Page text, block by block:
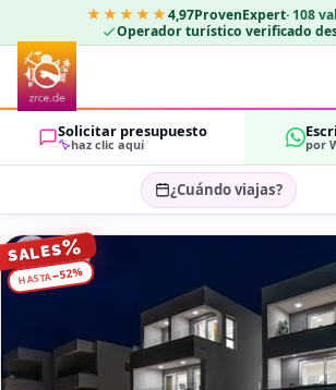
★★★★★4,97ProvenExpert· 108
Operador turístico verificado
Solicitar presupuesto
haz clic aquí por
¿Cuándo viajas?
Seleccionar fechas…
HUÉSPEDES
2
SALES%
HASTA−52%